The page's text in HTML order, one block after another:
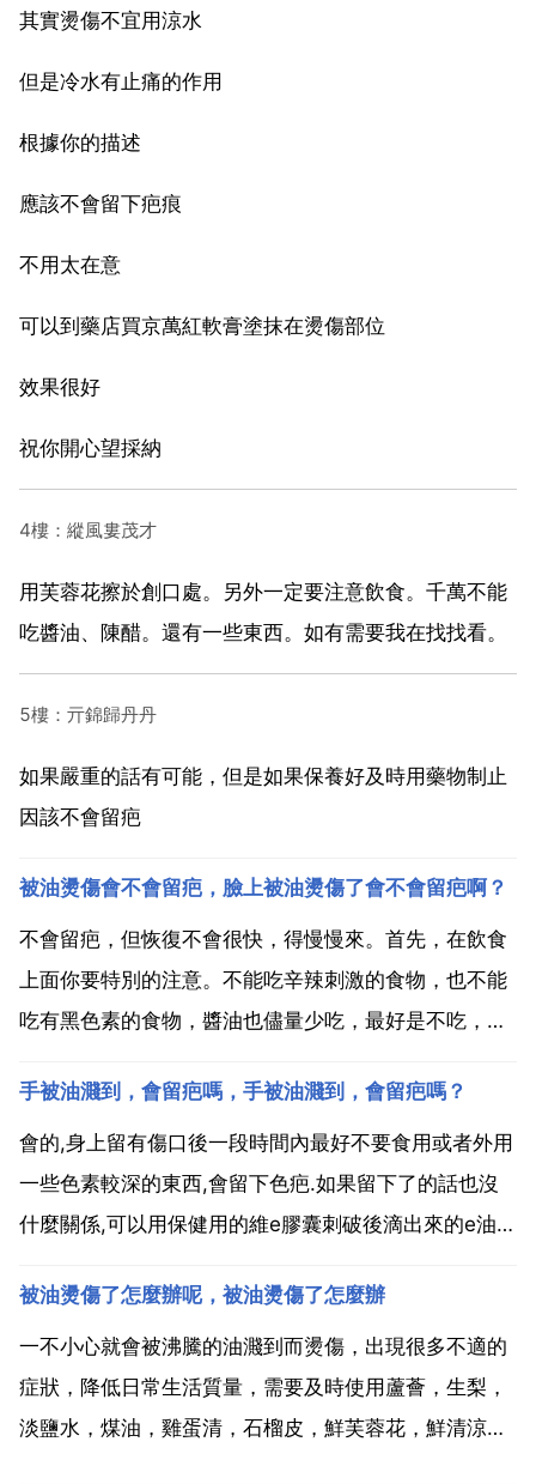
其實燙傷不宜用涼水
但是冷水有止痛的作用
根據你的描述
應該不會留下疤痕
不用太在意
可以到藥店買京萬紅軟膏塗抹在燙傷部位
效果很好
祝你開心望採納
4樓：縱風婁茂才
用芙蓉花擦於創口處。另外一定要注意飲食。千萬不能
吃醬油、陳醋。還有一些東西。如有需要我在找找看。
5樓：亓錦歸丹丹
如果嚴重的話有可能，但是如果保養好及時用藥物制止
因該不會留疤
被油燙傷會不會留疤，臉上被油燙傷了會不會留疤啊？
不會留疤，但恢復不會很快，得慢慢來。首先，在飲食
上面你要特別的注意。不能吃辛辣刺激的食物，也不能
吃有黑色素的食物，醬油也儘量少吃，最好是不吃，多
以促進吸，有利於幫助組織修復。最重要的就是按時塗
抹燙傷膏。美寶效果還是不錯的 不過還是要慢慢來，希
望你能早日...
手被油濺到，會留疤嗎，手被油濺到，會留疤嗎？
會的,身上留有傷口後一段時間內最好不要食用或者外用
一些色素較深的東西,會留下色疤.如果留下了的話也沒
什麼關係,可以用保健用的維e膠囊刺破後滴出來的e油塗
間疤痕顏色會消失很多,基本上看不出來,可以試一下.會
的。燙後應立即用清水清洗上面的油跡，然後搽上...
被油燙傷了怎麼辦呢，被油燙傷了怎麼辦
一不小心就會被沸騰的油濺到而燙傷，出現很多不適的
症狀，降低日常生活質量，需要及時使用蘆薈，生梨，
淡鹽水，煤油，雞蛋清，石榴皮，鮮芙蓉花，鮮清涼樹